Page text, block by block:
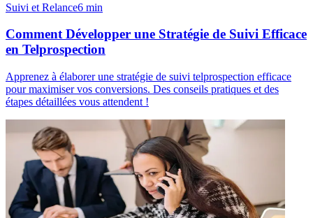
Suivi et Relance6 min
Comment Développer une Stratégie de Suivi Efficace
en Telprospection
Apprenez à élaborer une stratégie de suivi telprospection efficace
pour maximiser vos conversions. Des conseils pratiques et des
étapes détaillées vous attendent !